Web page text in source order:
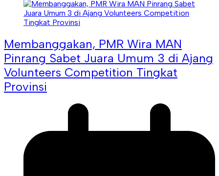
Membanggakan, PMR Wira MAN
Pinrang Sabet Juara Umum 3 di Ajang
Volunteers Competition Tingkat
Provinsi